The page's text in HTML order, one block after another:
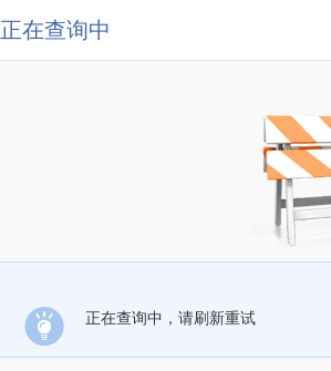
正在查询中
正在查询中，请刷新重试